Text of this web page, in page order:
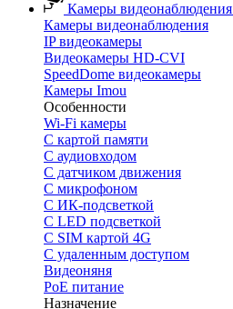
Камеры видеонаблюдения
Камеры видеонаблюдения
IP видеокамеры
Видеокамеры HD-CVI
SpeedDome видеокамеры
Камеры Imou
Особенности
Wi-Fi камеры
С картой памяти
С аудиовходом
С датчиком движения
С микрофоном
С ИК-подсветкой
С LED подсветкой
C SIM картой 4G
C удаленным доступом
Видеоняня
PoE питание
Назначение